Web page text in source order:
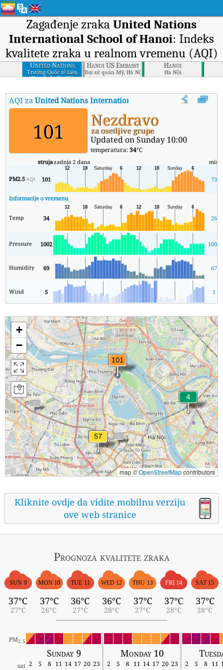
Zagađenje zraka United Nations
International School of Hanoi: Indeks
kvalitete zraka u realnom vremenu (AQI)
United Nations
International
School of Hanoi
Trường Quốc tế Liên
Hợp Quốc Hà Nội
Hanoi US Embassy
Đại sứ quán Mỹ, Hà Nội
Hanoi
Hà Nội
AQI zaUnited Nations International School of Hanoi :Indeks
101 Nezdravo
za osetljive grupe
Updated on Sunday 10:00
temperatura:34°C
strujazadnja 2 dana min
PM2.5AQI 101 73
Informacije o vremenu
Temp 34 26
Pressure 1002 1000
Humidity 69 67
Wind 5 1
+
−
map ©OpenStreetMapcontributors
Kliknite ovdje da vidite mobilnu verziju
ove web stranice
Prognoza kvalitete zraka
SUN 9
37°C
27°C
MON 10
37°C
26°C
TUE 11
36°C
27°C
WED 12
36°C
28°C
THU 13
37°C
27°C
FRI 14
37°C
28°C
SAT 15
37°C
28°C
PM2.5
Sunday 9 Monday 10
sat 2 5 8 11 14 17 20 23 2 5 8 11 14 17 20 23 2 5 8 11